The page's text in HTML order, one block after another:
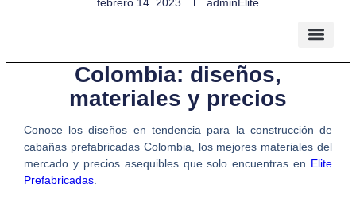
Colombia: diseños,
materiales y precios
Conoce los diseños en tendencia para la construcción de
cabañas prefabricadas Colombia , los mejores materiales del
mercado y precios asequibles que solo encuentras en Elite
Prefabricadas.